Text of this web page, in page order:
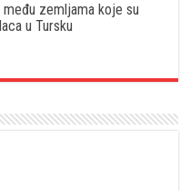
među zemljama koje su
u Tursku